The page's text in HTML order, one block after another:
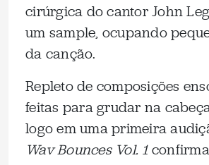
cirúrgica do cantor John
um sample, ocupando
da canção.
Repleto de composições
feitas para grudar na
logo em uma primeira
Wav Bounces Vol. 1